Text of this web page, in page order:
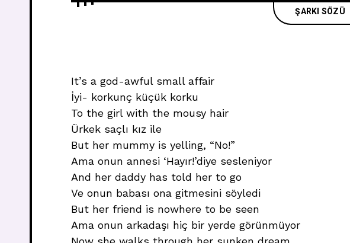
ŞARKI SÖZÜ
It’s a god-awful small affair
İyi- korkunç küçük korku
To the girl with the mousy hair
Ürkek saçlı kız ile
But her mummy is yelling, “No!”
Ama onun annesi ‘Hayır!’diye sesleniyor
And her daddy has told her to go
Ve onun babası ona gitmesini söyledi
But her friend is nowhere to be seen
Ama onun arkadaşı hiç bir yerde görünmüyor